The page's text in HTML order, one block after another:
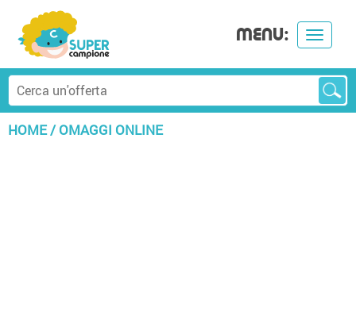
Toggle
MENU:
HOME/OMAGGI ONLINE